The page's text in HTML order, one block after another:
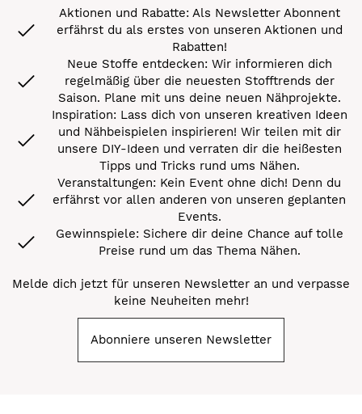
Aktionen und Rabatte: Als Newsletter Abonnent
erfährst du als erstes von unseren Aktionen und
Rabatten!
Neue Stoffe entdecken: Wir informieren dich
regelmäßig über die neuesten Stofftrends der
Saison. Plane mit uns deine neuen Nähprojekte.
Inspiration: Lass dich von unseren kreativen Ideen
und Nähbeispielen inspirieren! Wir teilen mit dir
unsere DIY-Ideen und verraten dir die heißesten
Tipps und Tricks rund ums Nähen.
Veranstaltungen: Kein Event ohne dich! Denn du
erfährst vor allen anderen von unseren geplanten
Events.
Gewinnspiele: Sichere dir deine Chance auf tolle
Preise rund um das Thema Nähen.
Melde dich jetzt für unseren Newsletter an und verpasse
keine Neuheiten mehr!
Abonniere unseren Newsletter